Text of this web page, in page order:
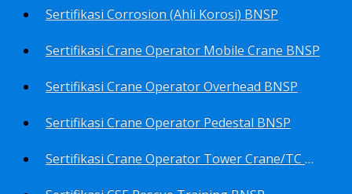
Sertifikasi Corrosion (Ahli Korosi) BNSP
Sertifikasi Crane Operator Mobile Crane BNSP
Sertifikasi Crane Operator Overhead BNSP
Sertifikasi Crane Operator Pedestal BNSP
Sertifikasi Crane Operator Tower Crane/TC BNSP